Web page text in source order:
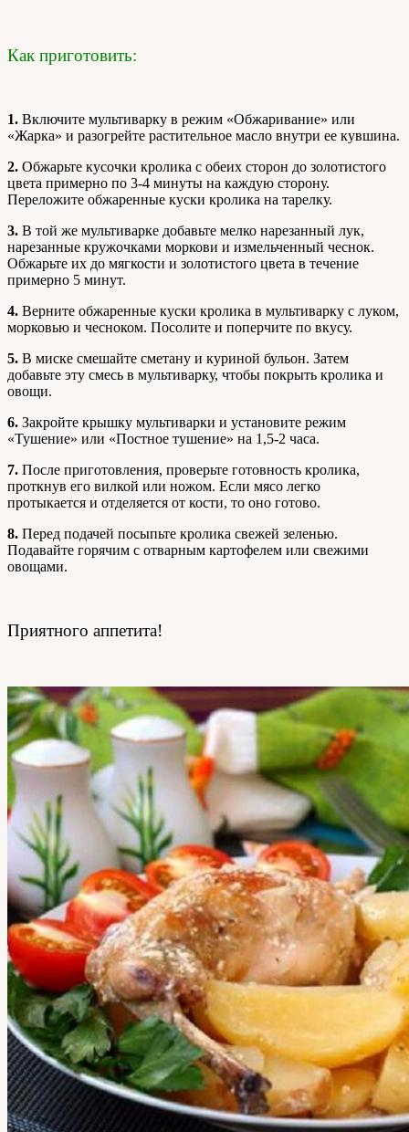
Как приготовить:
1. Включите мультиварку в режим «Обжаривание» или
«Жарка» и разогрейте растительное масло внутри ее кувшина.
2. Обжарьте кусочки кролика с обеих сторон до золотистого
цвета примерно по 3-4 минуты на каждую сторону.
Переложите обжаренные куски кролика на тарелку.
3. В той же мультиварке добавьте мелко нарезанный лук,
нарезанные кружочками моркови и измельченный чеснок.
Обжарьте их до мягкости и золотистого цвета в течение
примерно 5 минут.
4. Верните обжаренные куски кролика в мультиварку с луком,
морковью и чесноком. Посолите и поперчите по вкусу.
5. В миске смешайте сметану и куриной бульон. Затем
добавьте эту смесь в мультиварку, чтобы покрыть кролика и
овощи.
6. Закройте крышку мультиварки и установите режим
«Тушение» или «Постное тушение» на 1,5-2 часа.
7. После приготовления, проверьте готовность кролика,
проткнув его вилкой или ножом. Если мясо легко
протыкается и отделяется от кости, то оно готово.
8. Перед подачей посыпьте кролика свежей зеленью.
Подавайте горячим с отварным картофелем или свежими
овощами.
Приятного аппетита!